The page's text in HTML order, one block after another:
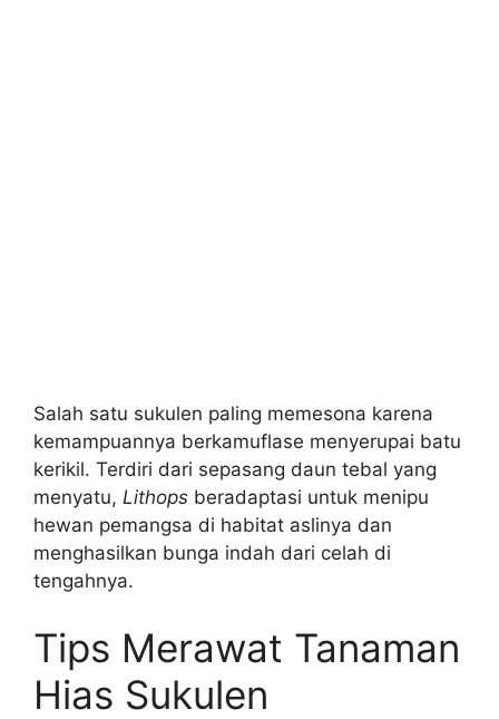
Salah satu sukulen paling memesona karena
kemampuannya berkamuflase menyerupai batu
kerikil. Terdiri dari sepasang daun tebal yang
menyatu, Lithops beradaptasi untuk menipu
hewan pemangsa di habitat aslinya dan
menghasilkan bunga indah dari celah di
tengahnya.
Tips Merawat Tanaman
Hias Sukulen